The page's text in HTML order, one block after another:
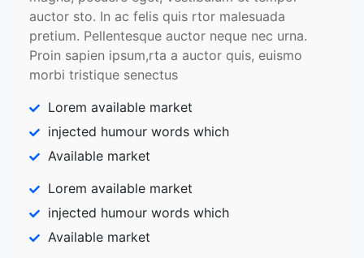
auctor sto. In ac felis quis rtor malesuada
pretium. Pellentesque auctor neque nec urna.
Proin sapien ipsum,rta a auctor quis, euismo
morbi tristique senectus
Lorem available market
injected humour words which
Available market
Lorem available market
injected humour words which
Available market